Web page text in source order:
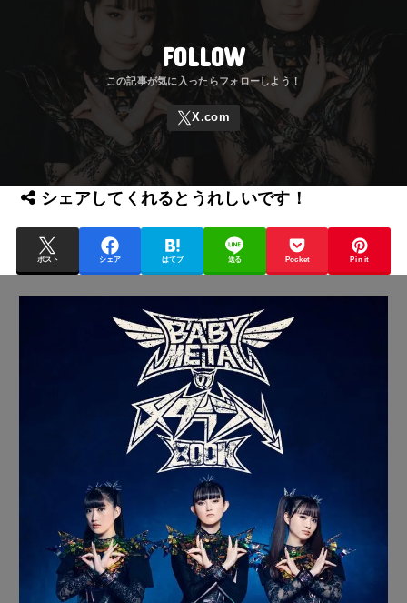
FOLLOW
シェアしてくれるとうれしいです！
ポスト シェア はてブ 送る Pocket Pin it